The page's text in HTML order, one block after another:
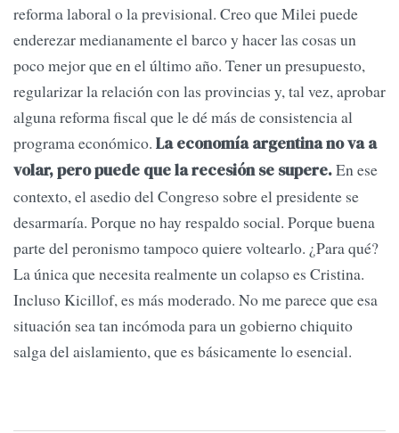
reforma laboral o la previsional. Creo que Milei puede
enderezar medianamente el barco y hacer las cosas un
poco mejor que en el último año. Tener un presupuesto,
regularizar la relación con las provincias y, tal vez, aprobar
alguna reforma fiscal que le dé más de consistencia al
programa económico. La economía argentina no va a
volar, pero puede que la recesión se supere.En ese
contexto, el asedio del Congreso sobre el presidente se
desarmaría. Porque no hay respaldo social. Porque buena
parte del peronismo tampoco quiere voltearlo. ¿Para qué?
La única que necesita realmente un colapso es Cristina.
Incluso Kicillof, es más moderado. No me parece que esa
situación sea tan incómoda para un gobierno chiquito
salga del aislamiento, que es básicamente lo esencial.